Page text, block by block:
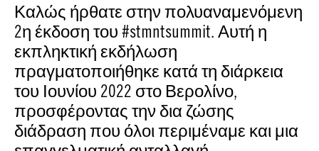
Καλώς ήρθατε στην πολυαναμενόμενη
2η έκδοση του #stmntsummit. Αυτή η
εκπληκτική εκδήλωση
πραγματοποιήθηκε κατά τη διάρκεια
του Ιουνίου 2022 στο Βερολίνο,
προσφέροντας την δια ζώσης
διάδραση που όλοι περιμέναμε και μια